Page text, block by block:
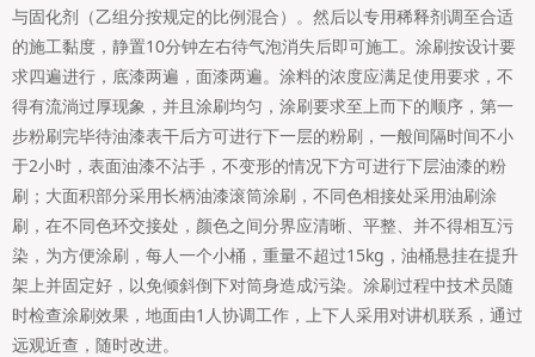
与固化剂（乙组分按规定的比例混合）。然后以专用稀释剂调至合适
的施工黏度，静置10分钟左右待气泡消失后即可施工。涂刷按设计要
求四遍进行，底漆两遍，面漆两遍。涂料的浓度应满足使用要求，不
得有流淌过厚现象，并且涂刷均匀，涂刷要求至上而下的顺序，第一
步粉刷完毕待油漆表干后方可进行下一层的粉刷，一般间隔时间不小
于2小时，表面油漆不沾手，不变形的情况下方可进行下层油漆的粉
刷；大面积部分采用长柄油漆滚筒涂刷，不同色相接处采用油刷涂
刷，在不同色环交接处，颜色之间分界应清晰、平整、并不得相互污
染，为方便涂刷，每人一个小桶，重量不超过15kg，油桶悬挂在提升
架上并固定好，以免倾斜倒下对筒身造成污染。涂刷过程中技术员随
时检查涂刷效果，地面由1人协调工作，上下人采用对讲机联系，通过
远观近查，随时改进。